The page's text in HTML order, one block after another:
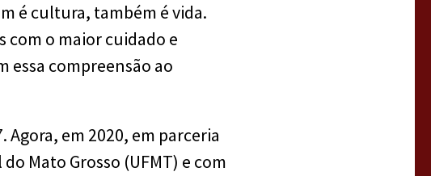
é cultura, também é vida.
com o maior cuidado e
essa compreensão ao
em 2020, em parceria
Mato Grosso (UFMT) e com